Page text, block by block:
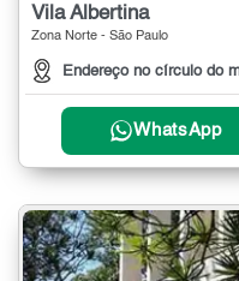
Vila Albertina
Zona Norte - São Paulo
Endereço no círculo do
WhatsApp